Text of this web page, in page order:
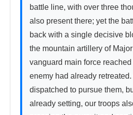
battle line, with over three
also present there; yet the
back with a single decisive
the mountain artillery of
vanguard main force
enemy had already
dispatched to pursue them,
already setting, our troops